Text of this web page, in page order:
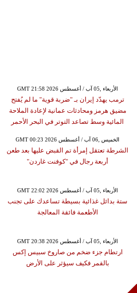
GMT 21:58 2026 الأربعاء ,05 آب / أغسطس
ترمب يهدّد إيران بـ "ضربة قوية" ما لم يُفتح
مضيق هرمز ومحادثات عمانية لإعادة الملاحة
المائية وسط تصاعد التوتر في البحر الأحمر
GMT 00:23 2026 الخميس ,06 آب / أغسطس
الشرطة تعتقل إمرأة تم القبض عليها بعد طعن
أربعة رجال في "كوفنت غاردن"
GMT 22:02 2026 الأربعاء ,05 آب / أغسطس
ستة بدائل غذائية بسيطة تساعدك على تجنب
الأطعمة فائقة المعالجة
GMT 20:38 2026 الأربعاء ,05 آب / أغسطس
ارتطام جزء ضخم من صاروخ سبيس إكس
بالقمر فكيف سيؤثر على الأرض